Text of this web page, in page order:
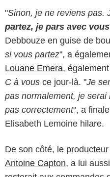
"Sinon, je ne reviens pas.
partez, je pars avec vous
Debbouze en guise de
si vous partez", a
Louane Emera,
C à vous ce jour-là. "Je
pas normalement, je
pas correctement", a
Elisabeth Lemoine hilare.
De son côté, le
Antoine Capton, a lui